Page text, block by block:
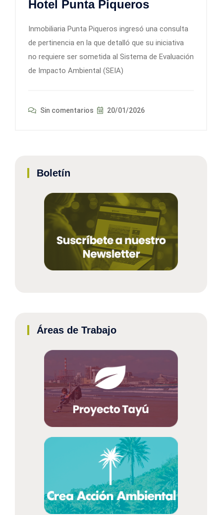
Hotel Punta Piqueros
Inmobiliaria Punta Piqueros ingresó una consulta
de pertinencia en la que detalló que su iniciativa
no requiere ser sometida al Sistema de Evaluación
de Impacto Ambiental (SEIA)
Sin comentarios 20/01/2026
Boletín
Áreas de Trabajo